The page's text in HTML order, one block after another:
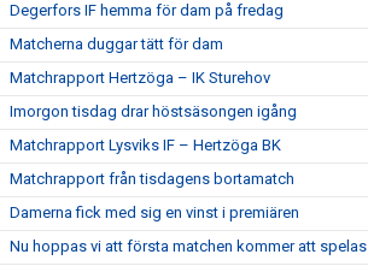
Degerfors IF hemma för dam på fredag
Matcherna duggar tätt för dam
Matchrapport Hertzöga – IK Sturehov
Imorgon tisdag drar höstsäsongen igång
Matchrapport Lysviks IF – Hertzöga BK
Matchrapport från tisdagens bortamatch
Damerna fick med sig en vinst i premiären
Nu hoppas vi att första matchen kommer att spelas